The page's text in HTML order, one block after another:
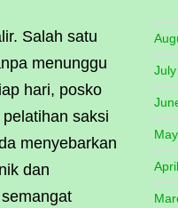
Salah satu
menunggu
hari, posko
saksi
menyebarkan
dan